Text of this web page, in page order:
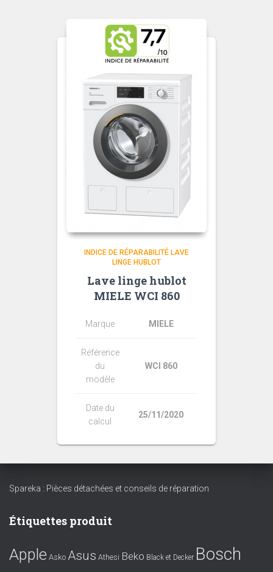
INDICE DE RÉPARABILITÉ LAVE
LINGE HUBLOT
Lave linge hublot
MIELE WCI 860
Marque MIELE
Référence
du
modèle
WCI 860
Date du
calcul
25/11/2020
Spareka : Pièces détachées et conseils de réparation
Étiquettes produit
Apple Asko Asus Athesi Beko Black et Decker Bosch